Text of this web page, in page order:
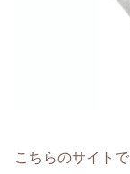
こちらのサイト